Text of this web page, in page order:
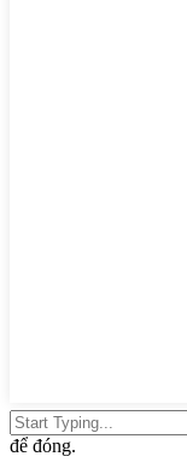
để đóng.